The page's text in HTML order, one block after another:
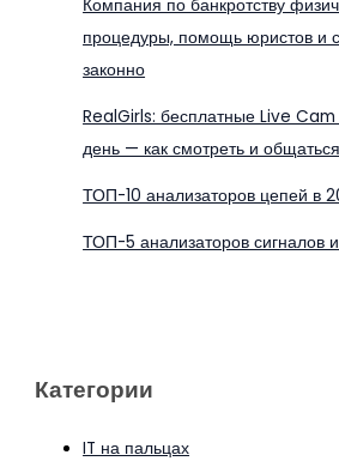
Компания по банкротству
процедуры, помощь юристов и
законно
RealGirls: бесплатные Live
день — как смотреть и
ТОП-10 анализаторов цепей в
ТОП-5 анализаторов сигналов
Категории
IT на пальцах